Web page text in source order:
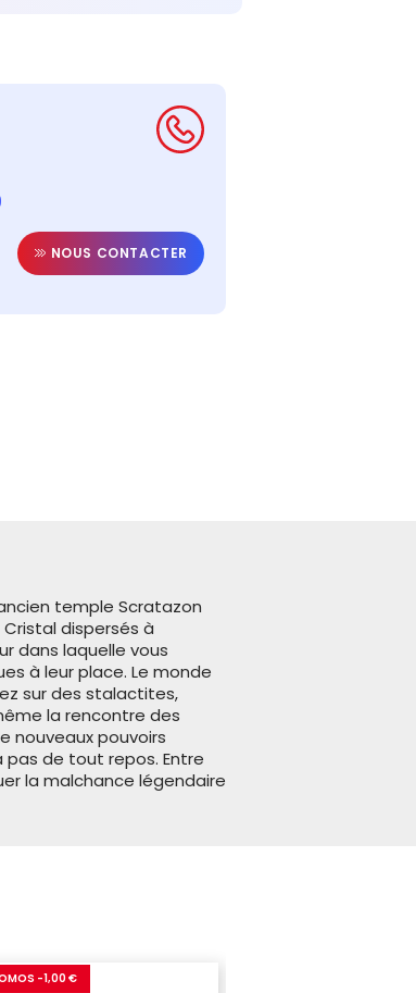
NOUS CONTACTER
temple Scratazon
dispersés à
dans laquelle vous
à leur place. Le monde
sur des stalactites,
la rencontre des
nouveaux pouvoirs
pas de tout repos. Entre
la malchance légendaire
-1,00 €